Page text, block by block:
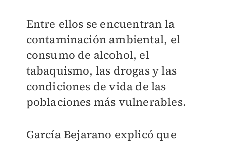
Entre ellos se encuentran la
contaminación ambiental, el
consumo de alcohol, el
tabaquismo, las drogas y las
condiciones de vida de las
poblaciones más vulnerables.
García Bejarano explicó que